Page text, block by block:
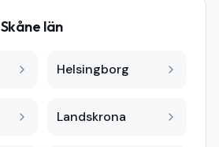
Skåne län
Helsingborg
Landskrona